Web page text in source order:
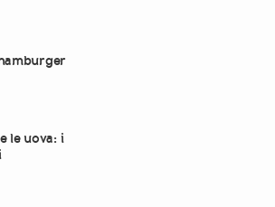
le uova: i